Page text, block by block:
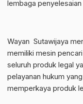
lembaga
Wayan Sutawijaya
memiliki mesin
seluruh produk legal
pelayanan hukum
memperkaya produk